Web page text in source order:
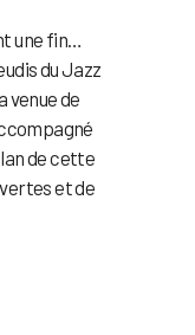
une fin…
du Jazz
venue de
de cette
et de